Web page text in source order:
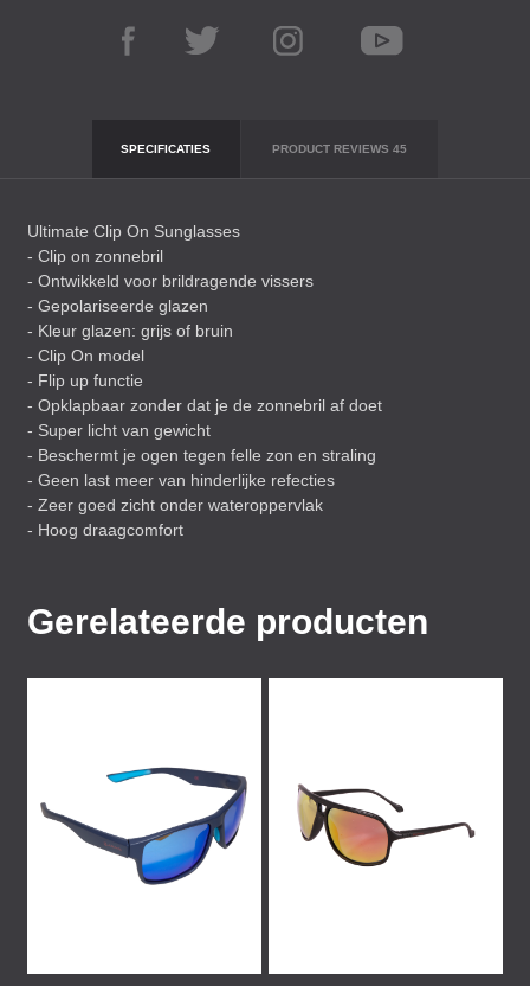
SPECIFICATIES PRODUCT REVIEWS 45
Ultimate Clip On Sunglasses
- Clip on zonnebril
- Ontwikkeld voor brildragende vissers
- Gepolariseerde glazen
- Kleur glazen: grijs of bruin
- Clip On model
- Flip up functie
- Opklapbaar zonder dat je de zonnebril af doet
- Super licht van gewicht
- Beschermt je ogen tegen felle zon en straling
- Geen last meer van hinderlijke refecties
- Zeer goed zicht onder wateroppervlak
- Hoog draagcomfort
Gerelateerde producten